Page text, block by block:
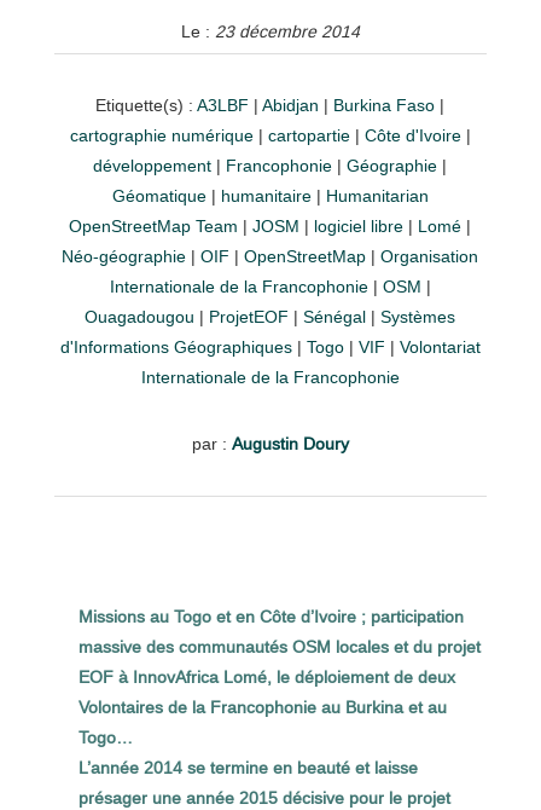
Le : 23 décembre 2014
Etiquette(s) :A3LBF |Abidjan | Burkina Faso |
cartographie numérique| cartopartie| Côte d'Ivoire|
développement | Francophonie |Géographie |
Géomatique| humanitaire| Humanitarian
OpenStreetMap Team |JOSM | logiciel libre | Lomé |
Néo-géographie |OIF |OpenStreetMap |Organisation
Internationale de la Francophonie| OSM |
Ouagadougou | ProjetEOF |Sénégal |Systèmes
d'Informations Géographiques| Togo| VIF | Volontariat
Internationale de la Francophonie
par : Augustin Doury
Missions au Togo et en Côte d’Ivoire ; participation
massive des communautés OSM locales et du projet
EOF à InnovAfrica Lomé, le déploiement de deux
Volontaires de la Francophonie au Burkina et au
Togo…
L’année 2014 se termine en beauté et laisse
présager une année 2015 décisive pour le projet